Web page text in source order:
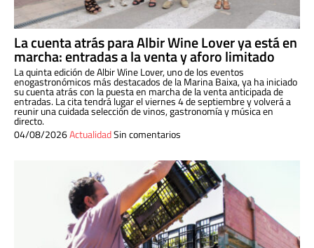
La cuenta atrás para Albir Wine Lover ya está en
marcha: entradas a la venta y aforo limitado
La quinta edición de Albir Wine Lover, uno de los eventos
enogastronómicos más destacados de la Marina Baixa, ya ha iniciado
su cuenta atrás con la puesta en marcha de la venta anticipada de
entradas. La cita tendrá lugar el viernes 4 de septiembre y volverá a
reunir una cuidada selección de vinos, gastronomía y música en
directo.
04/08/2026ActualidadSin comentarios